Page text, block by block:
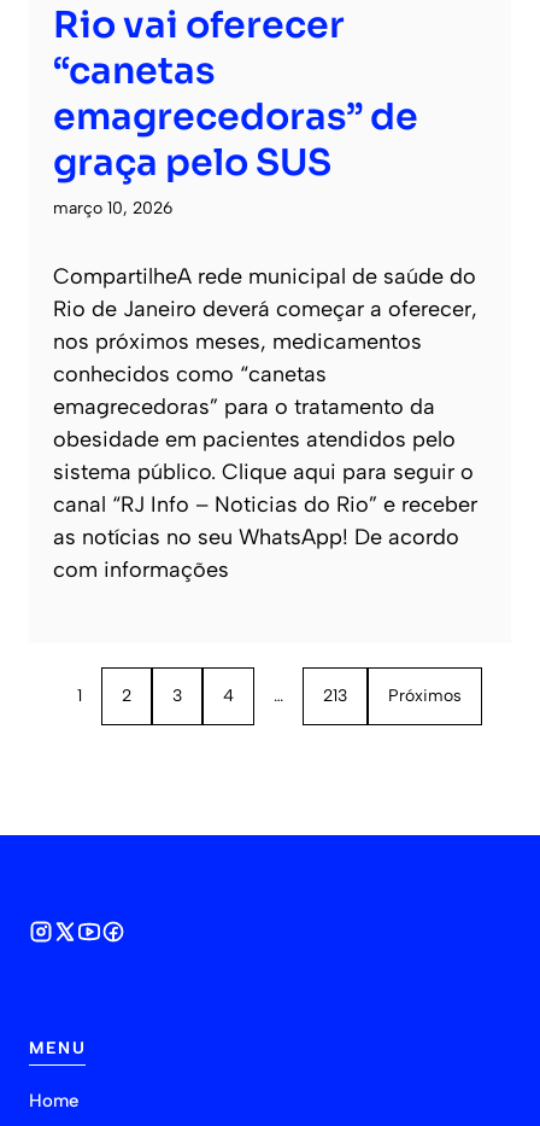
Rio vai oferecer
“canetas
emagrecedoras” de
graça pelo SUS
março 10, 2026
CompartilheA rede municipal de saúde do
Rio de Janeiro deverá começar a oferecer,
nos próximos meses, medicamentos
conhecidos como “canetas
emagrecedoras” para o tratamento da
obesidade em pacientes atendidos pelo
sistema público. Clique aqui para seguir o
canal “RJ Info – Noticias do Rio” e receber
as notícias no seu WhatsApp! De acordo
com informações
1 2 3 4 … 213 Próximos
MENU
Home